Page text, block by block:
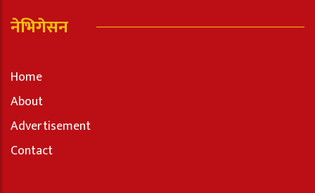
नेभिगेसन
Home
About
Advertisement
Contact